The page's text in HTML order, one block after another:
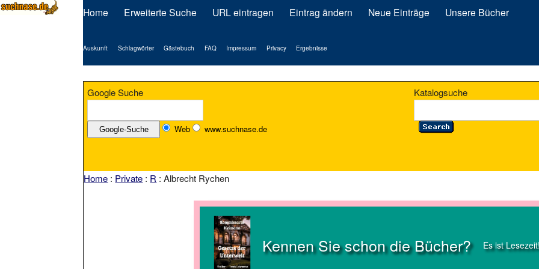
Home Erweiterte Suche URL eintragen Eintrag ändern Neue Einträge Unsere Bücher
Auskunft Schlagwörter Gästebuch FAQ Impressum Privacy Ergebnisse
Google Suche
Web www.suchnase.de
Katalogsuche
Home : Private : R : Albrecht Rychen
Kennen Sie schon die Bücher? Es ist